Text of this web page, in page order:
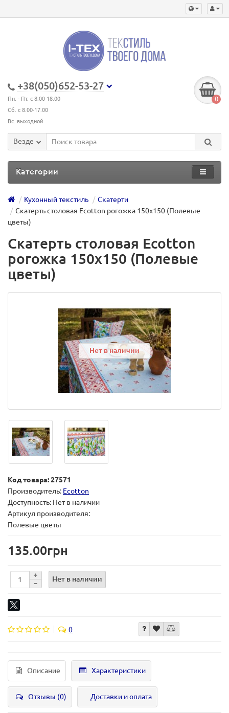
+38(050)652-53-27
Пн. - Пт. с 8.00-18.00
Сб. с 8.00-17.00
Вс. выходной
0
Везде
Категории
Кухонный текстиль
Скатерти
Скатерть столовая Ecotton рогожка 150х150 (Полевые
цветы)
Скатерть столовая Ecotton
рогожка 150х150 (Полевые
цветы)
Нет в наличии
Код товара: 27571
Производитель: Ecotton
Доступность: Нет в наличии
Артикул производителя:
Полевые цветы
135.00грн
Нет в наличии
0
Описание Характеристики
Отзывы (0) Доставки и оплата